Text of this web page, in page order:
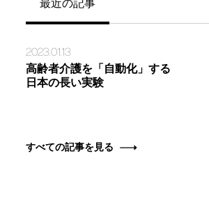
最近の記事
2023.01.13
高齢者介護を「自動化」する
日本の長い実験
すべての記事を見る